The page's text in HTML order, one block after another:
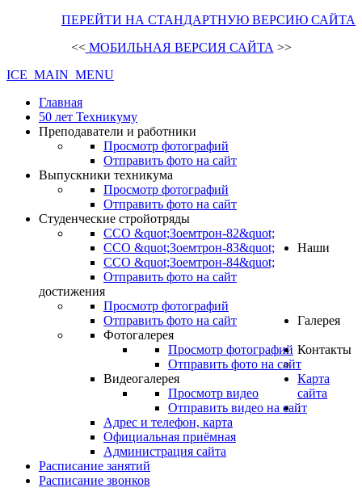
ПЕРЕЙТИ НА СТАНДАРТНУЮ ВЕРСИЮ САЙТА
<<МОБИЛЬНАЯ ВЕРСИЯ САЙТА >>
ICE_MAIN_MENU
Главная
50 лет Техникуму
Преподаватели и работники
Просмотр фотографий
Отправить фото на сайт
Выпускники техникума
Просмотр фотографий
Отправить фото на сайт
Студенческие стройотряды
ССО &quot;Зоемтрон-82&quot;
ССО &quot;Зоемтрон-83&quot;
ССО &quot;Зоемтрон-84&quot;
Отправить фото на сайт
Наши
достижения
Просмотр фотографий
Отправить фото на сайт
Галерея
Фотогалерея
Просмотр фотографий
Отправить фото на сайт
Видеогалерея
Просмотр видео
Отправить видео на сайт
Контакты
Адрес и телефон, карта
Официальная приёмная
Администрация сайта
Карта
сайта
.
Расписание занятий
Расписание звонков